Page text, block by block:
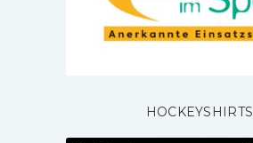
HOCKEYSHIRTS